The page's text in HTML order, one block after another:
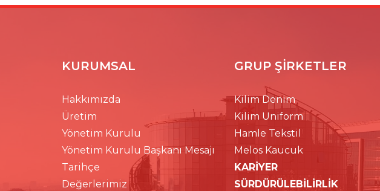
KURUMSAL
Hakkımızda
Üretim
Yönetim Kurulu
Yönetim Kurulu Başkanı Mesajı
Tarihçe
Değerlerimiz
GRUP ŞİRKETLER
Kilim Denim
Kilim Uniform
Hamle Tekstil
Melos Kaucuk
KARİYER
SÜRDÜRÜLEBİLİRLİK